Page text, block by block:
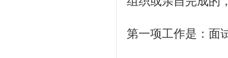
第一项工作是：面